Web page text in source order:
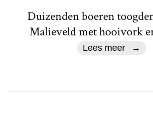
Duizenden boeren
Malieveld met hooivork
Lees meer